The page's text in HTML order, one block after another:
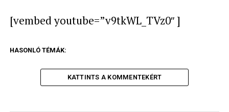
[vembed youtube=”v9tkWL_TVz0″ ]
HASONLÓ TÉMÁK:
KATTINTS A KOMMENTEKÉRT